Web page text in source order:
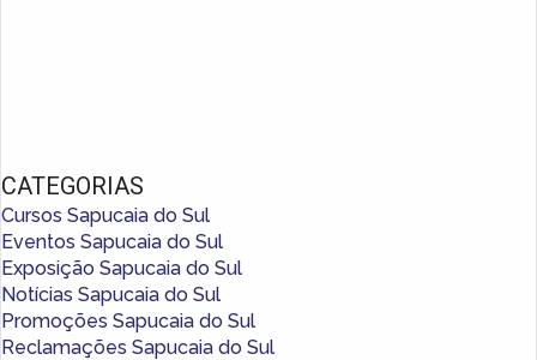
CATEGORIAS
Cursos Sapucaia do Sul
Eventos Sapucaia do Sul
Exposição Sapucaia do Sul
Notícias Sapucaia do Sul
Promoções Sapucaia do Sul
Reclamações Sapucaia do Sul